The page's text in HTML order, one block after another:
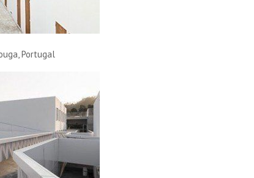
Portugal